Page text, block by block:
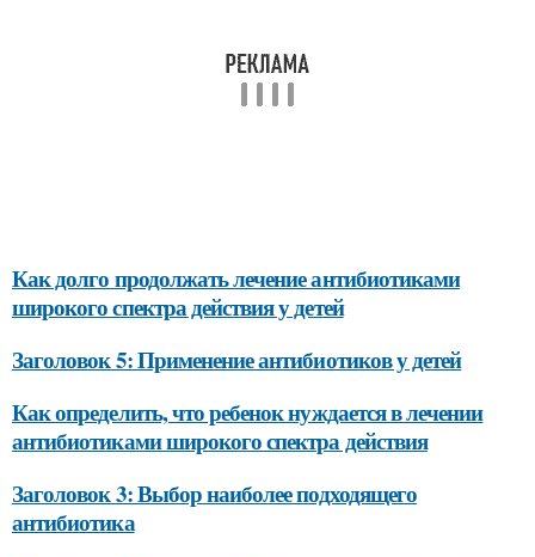
Как долго продолжать лечение антибиотиками
широкого спектра действия у детей
Заголовок 5: Применение антибиотиков у детей
Как определить, что ребенок нуждается в лечении
антибиотиками широкого спектра действия
Заголовок 3: Выбор наиболее подходящего
антибиотика